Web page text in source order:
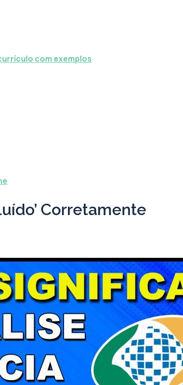
com exemplos
Corretamente